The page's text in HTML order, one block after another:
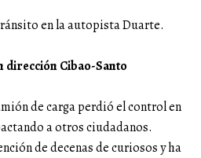
en la autopista Duarte.
dirección Cibao-Santo
de carga perdió el control en
a otros ciudadanos.
de decenas de curiosos y ha